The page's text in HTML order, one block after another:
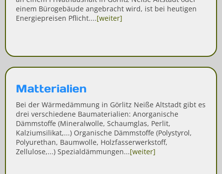
einem Bürogebäude angebracht wird, ist bei heutigen
Energiepreisen Pflicht....[weiter]
Matterialien
Bei der Wärmedämmung in Görlitz Neiße Altstadt gibt es
drei verschiedene Baumaterialien: Anorganische
Dämmstoffe (Mineralwolle, Schaumglas, Perlit,
Kalziumsilikat,...) Organische Dämmstoffe (Polystyrol,
Polyurethan, Baumwolle, Holzfasserwerkstoff,
Zellulose,...) Spezialdämmungen...[weiter]